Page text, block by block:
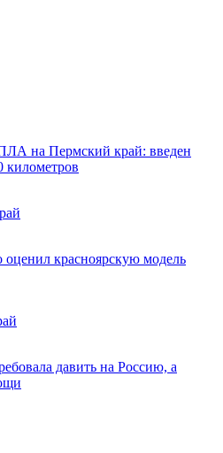
на Пермский край: введен
километров
красноярскую модель
давить на Россию, а